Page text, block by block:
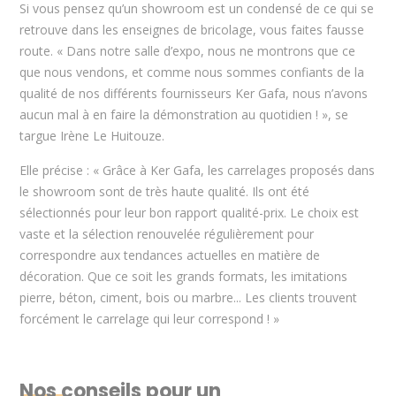
Si vous pensez qu’un showroom est un condensé de ce qui se
retrouve dans les enseignes de bricolage, vous faites fausse
route. « Dans notre salle d’expo, nous ne montrons que ce
que nous vendons, et comme nous sommes confiants de la
qualité de nos différents fournisseurs Ker Gafa, nous n’avons
aucun mal à en faire la démonstration au quotidien ! », se
targue Irène Le Huitouze.
Elle précise : « Grâce à Ker Gafa, les carrelages proposés dans
le showroom sont de très haute qualité. Ils ont été
sélectionnés pour leur bon rapport qualité-prix. Le choix est
vaste et la sélection renouvelée régulièrement pour
correspondre aux tendances actuelles en matière de
décoration. Que ce soit les grands formats, les imitations
pierre, béton, ciment, bois ou marbre... Les clients trouvent
forcément le carrelage qui leur correspond ! »